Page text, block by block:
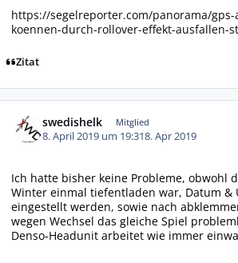
https://segelreporter.com/panorama/gps-
koennen-durch-rollover-effekt-ausfallen-
Zitat
swedishelk Mitglied
8. April 2019 um 19:318. Apr 2019
Ich hatte bisher keine Probleme, obwohl
Winter einmal tiefentladen war, Datum &
eingestellt werden, sowie nach
wegen Wechsel das gleiche Spiel
Denso-Headunit arbeitet wie immer